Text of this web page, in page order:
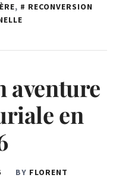
,
RECONVERSION
aventure
en
BY FLORENT